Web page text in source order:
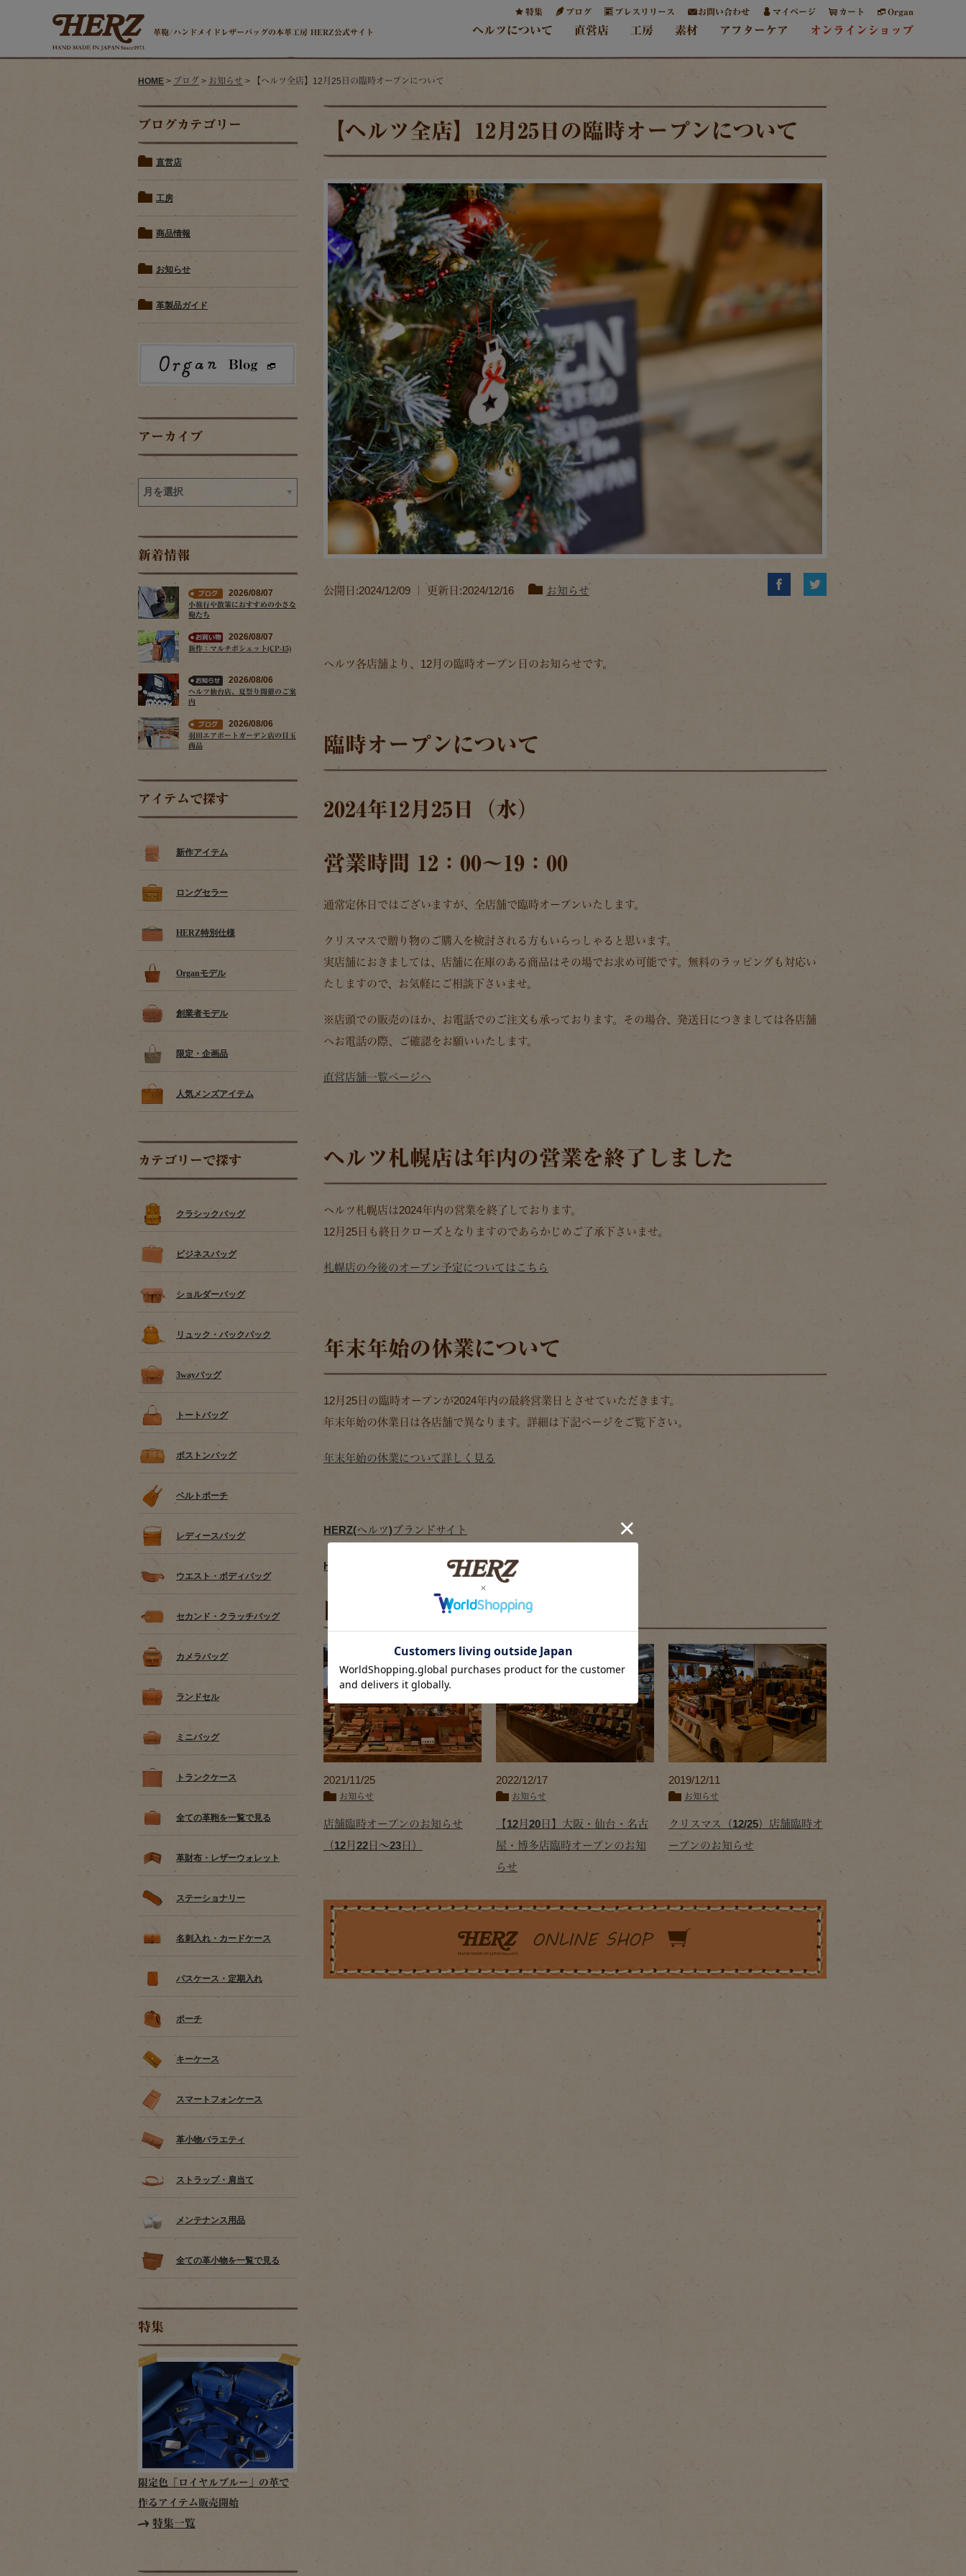
革鞄/ハンドメイドレザーバッグの本革工房 HERZ公式サイト
特集 ブログ プレスリリース お問い合わせ マイページ カート Organ
ヘルツについて 直営店 工房 素材 アフターケア オンラインショップ
HOME > ブログ > お知らせ > 【ヘルツ全店】12月25日の臨時オープンについて
ブログカテゴリー
直営店
工房
商品情報
お知らせ
革製品ガイド
アーカイブ
新着情報
2026/08/07
小旅行や散策におすすめの小さな
鞄たち
2026/08/07
新作：マルチポシェット(CP-15)
2026/08/06
ヘルツ仙台店、夏祭り開催のご案
内
2026/08/06
羽田エアポートガーデン店の目玉
商品
アイテムで探す
新作アイテム
ロングセラー
HERZ特別仕様
Organモデル
創業者モデル
限定・企画品
人気メンズアイテム
カテゴリーで探す
クラシックバッグ
ビジネスバッグ
ショルダーバッグ
リュック・バックパック
3wayバッグ
トートバッグ
ボストンバッグ
ベルトポーチ
レディースバッグ
ウエスト・ボディバッグ
セカンド・クラッチバッグ
カメラバッグ
ランドセル
ミニバッグ
トランクケース
全ての革鞄を一覧で見る
革財布・レザーウォレット
ステーショナリー
名刺入れ・カードケース
パスケース・定期入れ
ポーチ
キーケース
スマートフォンケース
革小物バラエティ
ストラップ・肩当て
メンテナンス用品
全ての革小物を一覧で見る
特集
限定色「ロイヤルブルー」の革で
作るアイテム販売開始
特集一覧
【ヘルツ全店】12月25日の臨時オープンについて
公開日:2024/12/09 ｜ 更新日:2024/12/16 お知らせ
ヘルツ各店舗より、12月の臨時オープン日のお知らせです。
臨時オープンについて
2024年12月25日（水）
営業時間 12：00～19：00
通常定休日ではございますが、全店舗で臨時オープンいたします。
クリスマスで贈り物のご購入を検討される方もいらっしゃると思います。
実店舗におきましては、店舗に在庫のある商品はその場でお求め可能です。無料のラッピングも対応い
たしますので、お気軽にご相談下さいませ。
※店頭での販売のほか、お電話でのご注文も承っております。その場合、発送日につきましては各店舗
へお電話の際、ご確認をお願いいたします。
直営店舗一覧ページへ
ヘルツ札幌店は年内の営業を終了しました
ヘルツ札幌店は2024年内の営業を終了しております。
12月25日も終日クローズとなりますのであらかじめご了承下さいませ。
札幌店の今後のオープン予定についてはこちら
年末年始の休業について
12月25日の臨時オープンが2024年内の最終営業日とさせていただきます。
年末年始の休業日は各店舗で異なります。詳細は下記ページをご覧下さい。
年末年始の休業について詳しく見る
HERZ(ヘルツ)ブランドサイト
HERZ(ヘルツ)公式通販サイト
2021/11/25
お知らせ
店舗臨時オープンのお知らせ
（12月22日～23日）
2022/12/17
お知らせ
【12月20日】大阪・仙台・名古
屋・博多店臨時オープンのお知
らせ
2019/12/11
お知らせ
クリスマス（12/25）店舗臨時オ
ープンのお知らせ